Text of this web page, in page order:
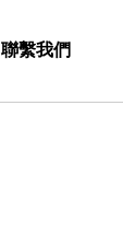
聯繫我們